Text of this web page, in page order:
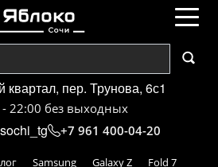
пер. Трунова, 6с1
22:00 без выходных
+7 961 400-04-20
Samsung Galaxy Z
Fold 7